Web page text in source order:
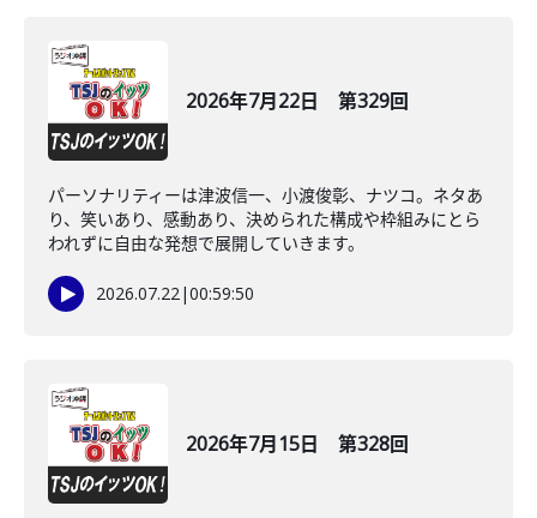
2026年7月22日 第329回
パーソナリティーは津波信一、小渡俊彰、ナツコ。ネタあ
り、笑いあり、感動あり、決められた構成や枠組みにとら
われずに自由な発想で展開していきます。
2026.07.22|00:59:50
2026年7月15日 第328回